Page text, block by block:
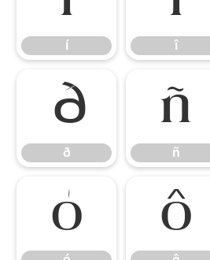
í î
ð
ð
ñ
ñ
ó ô